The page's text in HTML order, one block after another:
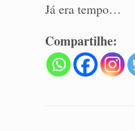
Já era tempo…
Compartilhe: